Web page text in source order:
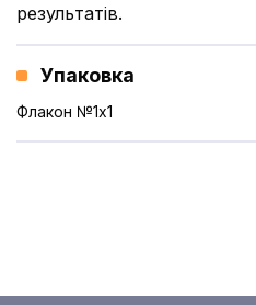
результатів.
Упаковка
Флакон №1x1